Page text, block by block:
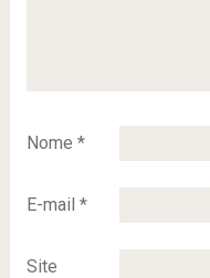
Nome *
E-mail *
Site